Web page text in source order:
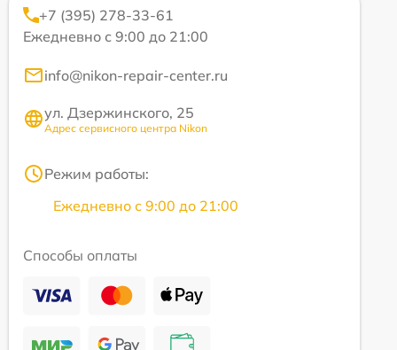
+7 (395) 278-33-61
Ежедневно с 9:00 до 21:00
info@nikon-repair-center.ru
ул. Дзержинского, 25
Адрес сервисного центра Nikon
Режим работы:
Ежедневно с 9:00 до 21:00
Способы оплаты